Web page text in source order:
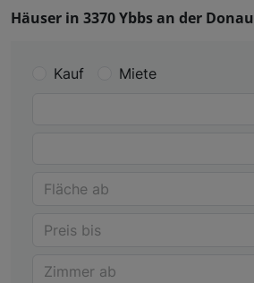
Häuser in 3370 Ybbs an der Donau
Kauf Miete